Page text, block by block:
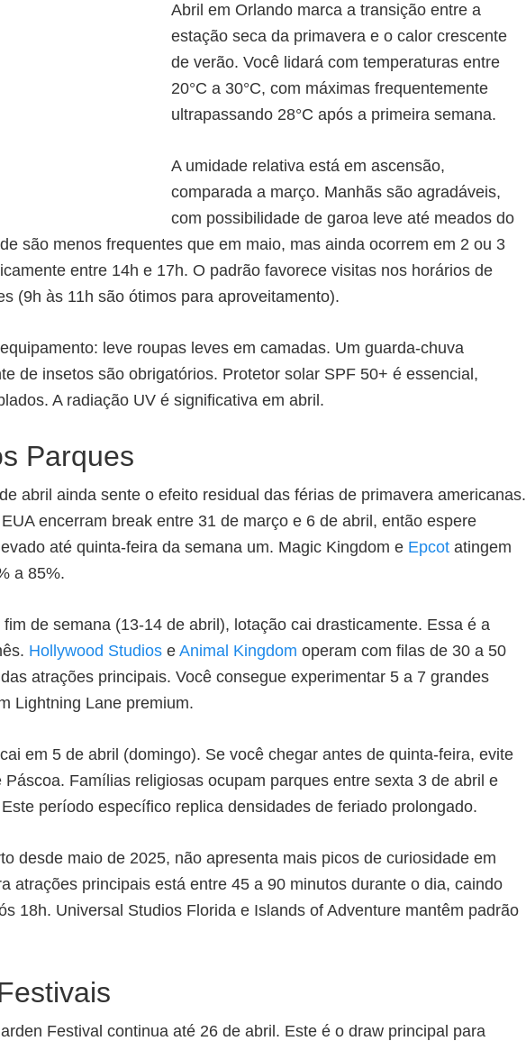
Abril em Orlando marca a transição entre a
estação seca da primavera e o calor crescente
de verão. Você lidará com temperaturas entre
20°C a 30°C, com máximas frequentemente
ultrapassando 28°C após a primeira semana.
A umidade relativa está em ascensão,
comparada a março. Manhãs são agradáveis,
com possibilidade de garoa leve até meados do
são menos frequentes que em maio, mas ainda ocorrem em 2 ou 3
entre 14h e 17h. O padrão favorece visitas nos horários de
(9h às 11h são ótimos para aproveitamento).
leve roupas leves em camadas. Um guarda-chuva
de insetos são obrigatórios. Protetor solar SPF 50+ é essencial,
A radiação UV é significativa em abril.
Parques
abril ainda sente o efeito residual das férias de primavera americanas.
encerram break entre 31 de março e 6 de abril, então espere
até quinta-feira da semana um. Magic Kingdom e Epcot atingem
a 85%.
de semana (13-14 de abril), lotação cai drasticamente. Essa é a
Hollywood Studios e Animal Kingdom operam com filas de 30 a 50
atrações principais. Você consegue experimentar 5 a 7 grandes
Lightning Lane premium.
em 5 de abril (domingo). Se você chegar antes de quinta-feira, evite
Páscoa. Famílias religiosas ocupam parques entre sexta 3 de abril e
período específico replica densidades de feriado prolongado.
desde maio de 2025, não apresenta mais picos de curiosidade em
atrações principais está entre 45 a 90 minutos durante o dia, caindo
18h. Universal Studios Florida e Islands of Adventure mantêm padrão
Festival continua até 26 de abril. Este é o draw principal para